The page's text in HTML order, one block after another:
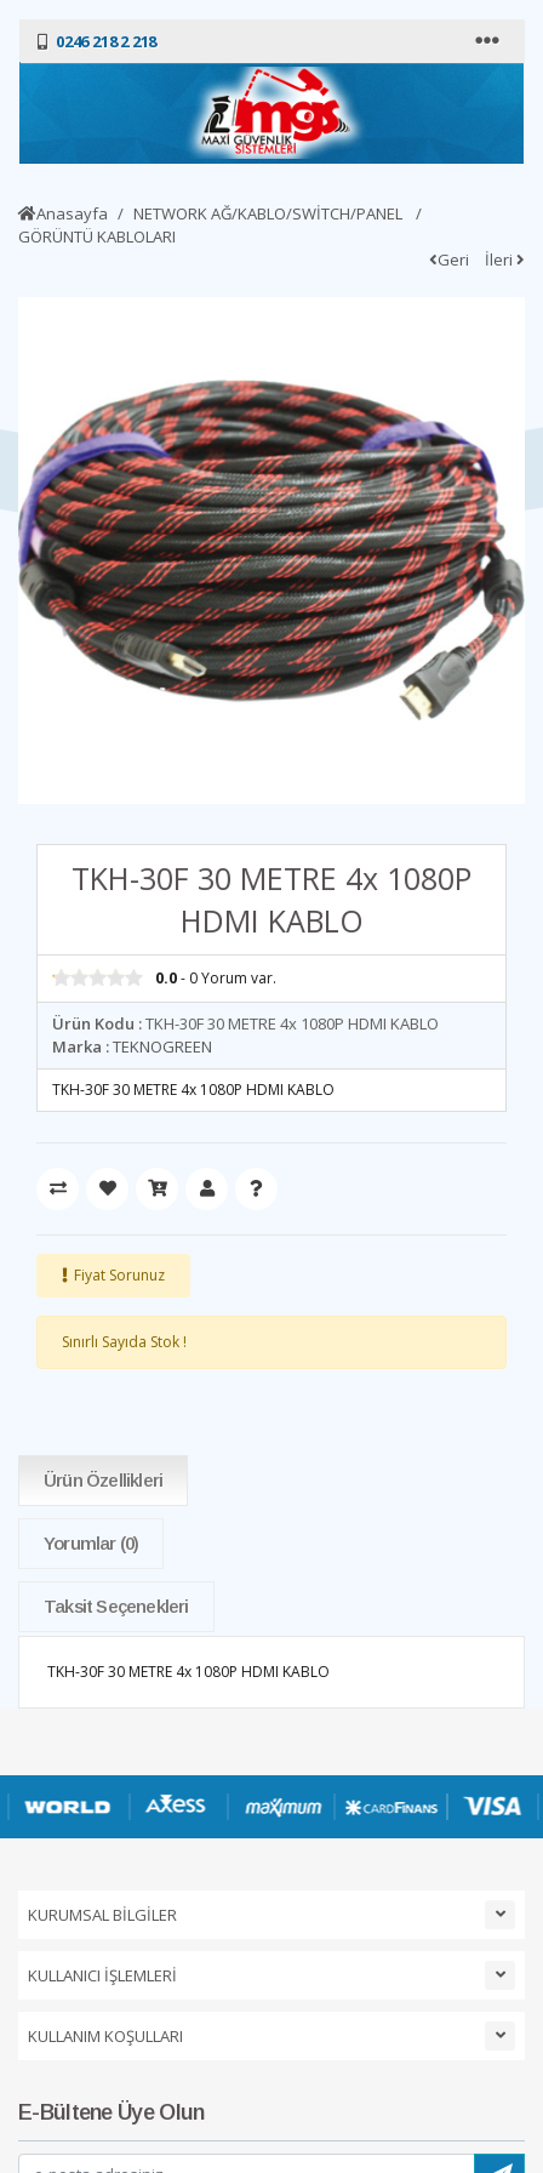
0246 218 2 218
Anasayfa
NETWORK AĞ/KABLO/SWİTCH/PANEL
GÖRÜNTÜ KABLOLARI
Geri
İleri
TKH-30F 30 METRE 4x 1080P
HDMI KABLO
0.0- 0 Yorum var.
Ürün Kodu :TKH-30F 30 METRE 4x 1080P HDMI KABLO
Marka :TEKNOGREEN
TKH-30F 30 METRE 4x 1080P HDMI KABLO
Fiyat Sorunuz
Sınırlı Sayıda Stok !
Ürün Özellikleri
Yorumlar (0)
Taksit Seçenekleri
TKH-30F 30 METRE 4x 1080P HDMI KABLO
KURUMSAL BİLGİLER
KULLANICI İŞLEMLERİ
KULLANIM KOŞULLARI
E-Bültene Üye Olun